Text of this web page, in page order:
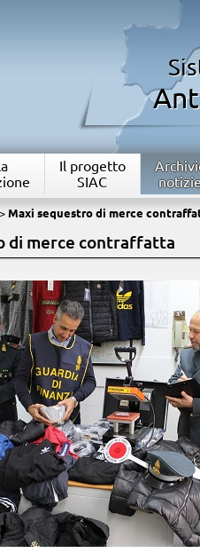
Il progetto
SIAC
Maxi sequestro di merce
di merce contraffatta